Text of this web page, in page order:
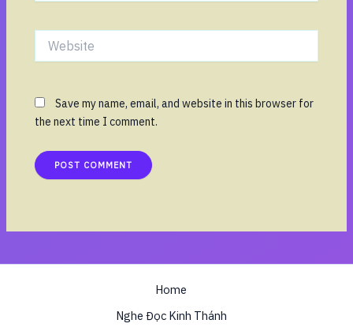
Website
Save my name, email, and website in this browser for
the next time I comment.
Home
Nghe Đọc Kinh Thánh